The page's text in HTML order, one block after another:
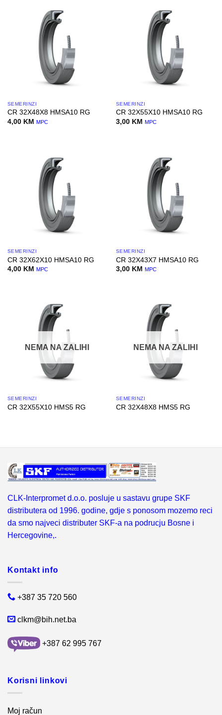
SEMERINZI
CR 32X48X8 HMSA10 RG
4,00 KM MPC
SEMERINZI
CR 32X55X10 HMSA10 RG
3,00 KM MPC
SEMERINZI
CR 32X62X10 HMSA10 RG
4,00 KM MPC
SEMERINZI
CR 32X43X7 HMSA10 RG
3,00 KM MPC
NEMA NA ZALIHI
SEMERINZI
CR 32X55X10 HMS5 RG
NEMA NA ZALIHI
SEMERINZI
CR 32X48X8 HMS5 RG
CLK-Interpromet d.o.o. posluje u sastavu grupe SKF
distributera od 1996. godine, gdje s ponosom mozemo reci
da smo najveci distributer SKF-a na podrucju Bosne i
Hercegovine,.
Kontakt info
+387 35 720 560
clkm@bih.net.ba
+387 62 995 767
Korisni linkovi
Moj račun